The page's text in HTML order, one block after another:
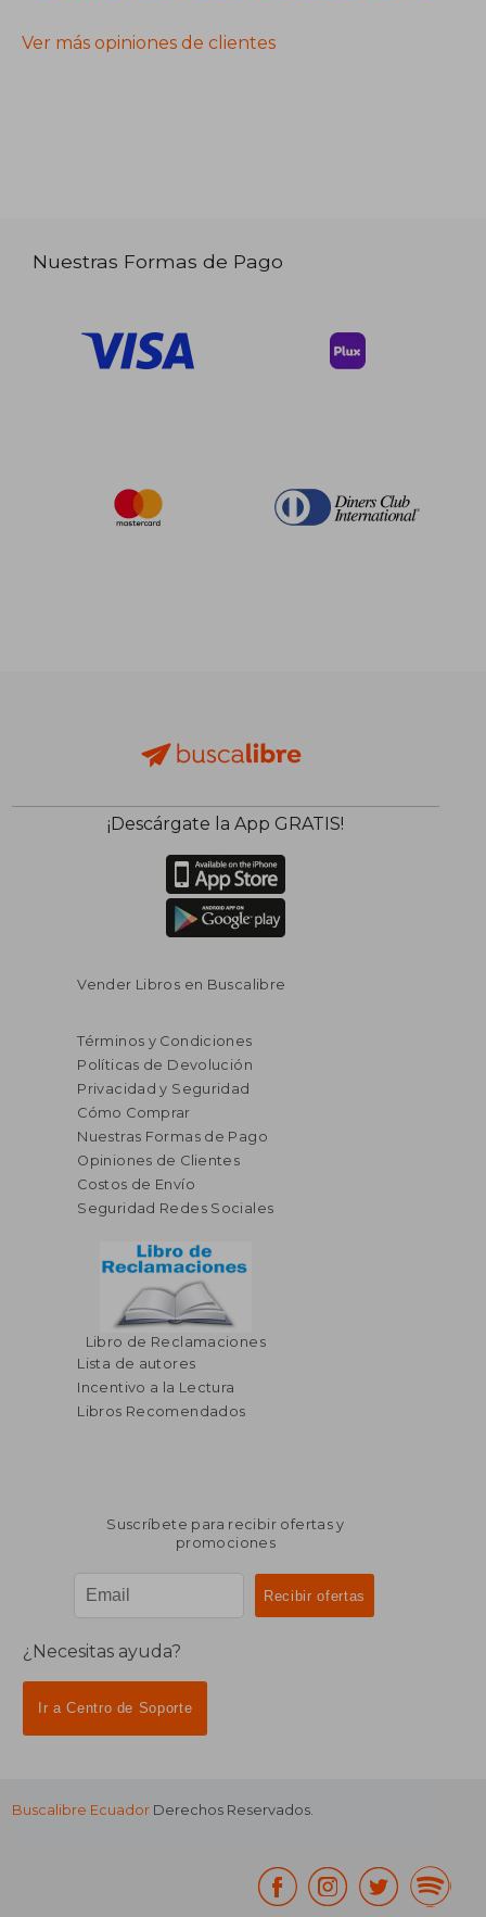
Ver más opiniones de clientes
Nuestras Formas de Pago
¡Descárgate la App GRATIS!
Vender Libros en Buscalibre
Términos y Condiciones
Políticas de Devolución
Privacidad y Seguridad
Cómo Comprar
Nuestras Formas de Pago
Opiniones de Clientes
Costos de Envío
Seguridad Redes Sociales
Libro de Reclamaciones
Lista de autores
Incentivo a la Lectura
Libros Recomendados
Suscríbete para recibir ofertas y
promociones
¿Necesitas ayuda?
Ir a Centro de Soporte
Buscalibre Ecuador Derechos Reservados.